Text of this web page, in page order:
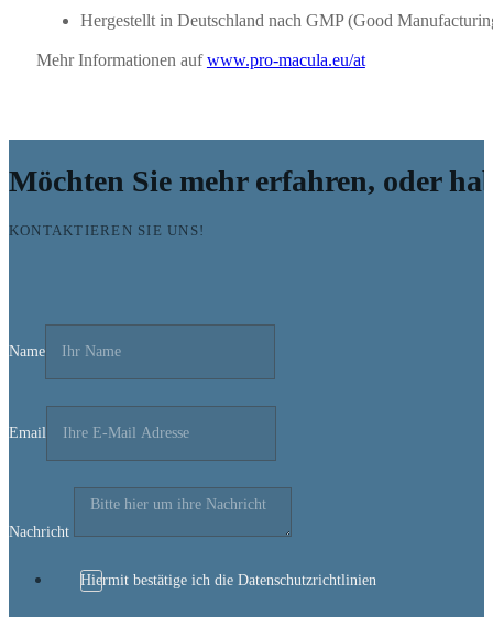
Hergestellt in Deutschland nach GMP (Good
Mehr Informationen aufwww.pro-macula.eu/at
Möchten Sie mehr erfahren, oder
KONTAKTIEREN SIE UNS!
Name
Email
Nachricht
Hiermit bestätige ich die Datenschutzrichtlinien